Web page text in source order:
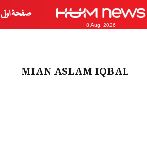
8 Aug, 2026
صفحۂ اول
MIAN ASLAM IQBAL